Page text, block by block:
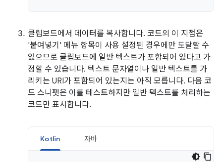
클립보드에서 데이터를 복사합니다. 코드의 이 지점은
'붙여넣기' 메뉴 항목이 사용 설정된 경우에만 도달할 수
있으므로 클립보드에 일반 텍스트가 포함되어 있다고 가
정할 수 있습니다. 텍스트 문자열이나 일반 텍스트를 가
리키는 URI가 포함되어 있는지는 아직 모릅니다. 다음 코
드 스니펫은 이를 테스트하지만 일반 텍스트를 처리하는
코드만 표시합니다.
Kotlin 자바